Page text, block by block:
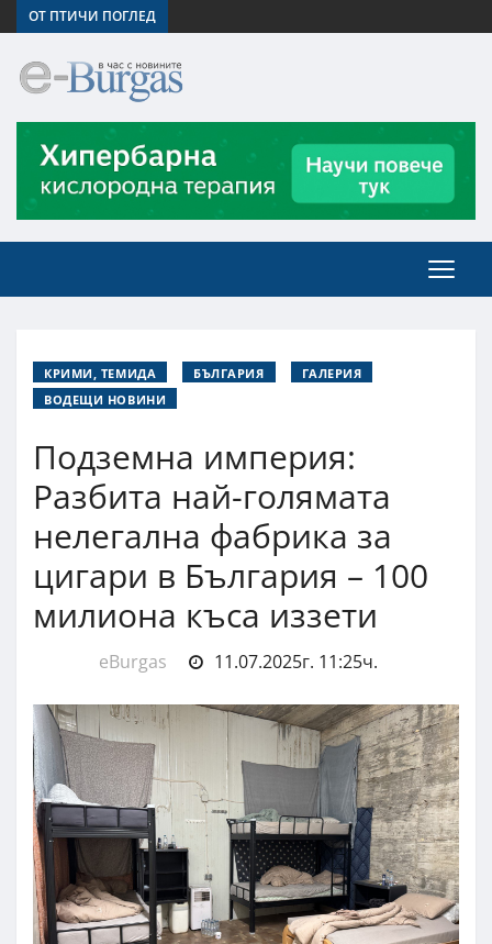
ОТ ПТИЧИ ПОГЛЕД
КРИМИ, ТЕМИДА БЪЛГАРИЯ
ГАЛЕРИЯ
ВОДЕЩИ НОВИНИ
Подземна империя:
Разбита най-голямата
нелегална фабрика за
цигари в България – 100
милиона къса иззети
eBurgas 11.07.2025г. 11:25ч.